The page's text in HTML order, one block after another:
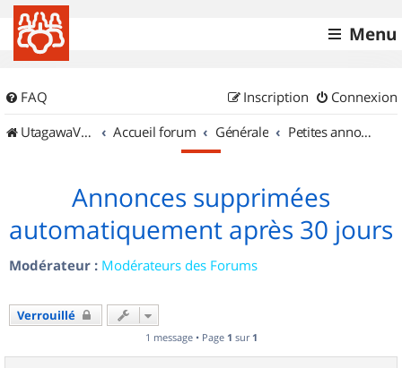
Menu
FAQ Connexion
Inscription
UtagawaVTT (Randos VTT et VTTAE avec traces GPS)
Accueil forum Générale Petites annonces
Annonces supprimées
automatiquement après 30 jours
Modérateur : Modérateurs des Forums
Verrouillé
1 message • Page 1 sur 1